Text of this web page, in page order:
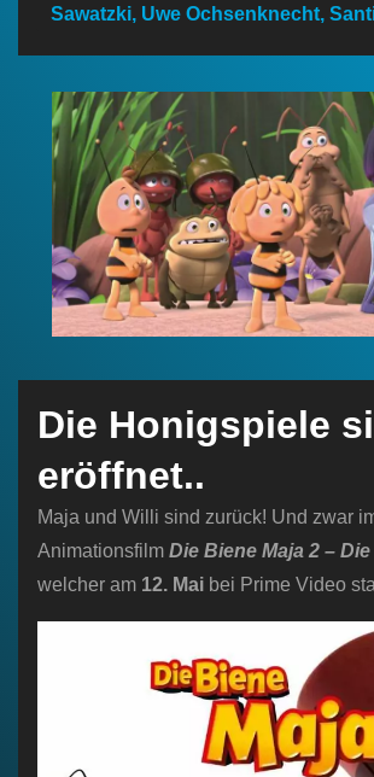
Sawatzki, Uwe Ochsenknecht,
Die Honigspiele
eröffnet..
Maja und Willi sind zurück! Und zwar
Animationsfilm Die Biene Maja 2 –
welcher am 12. Mai bei Prime Video